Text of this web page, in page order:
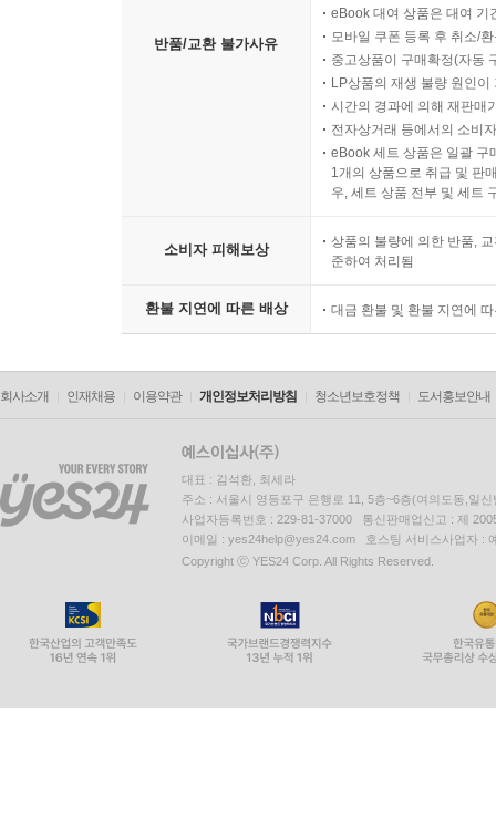
반품/교환 불가사유
eBook 대여 상품은 대여 기
모바일 쿠폰 등록 후 취소/
중고상품이 구매확정(자동
LP상품의 재생 불량 원인
시간의 경과에 의해 재판매
전자상거래 등에서의 소비
eBook 세트 상품은 일괄 구
1개의 상품으로 취급 및 판
우, 세트 상품 전부 및 세트
소비자 피해보상
상품의 불량에 의한 반품,
준하여 처리됨
환불 지연에 따른 배상 대금 환불 및 환불 지연에
회사소개 인재채용 이용약관 개인정보처리방침 청소년보호정책 도서홍보안내
대표 : 김석환, 최세라
주소 : 서울시 영등포구 은행로 11, 5층~6층(여의도동,일신
사업자등록번호 : 229-81-37000 통신판매업신고 : 제
이메일 : yes24help@yes24.com 호스팅 서비스사업자 :
Copyright ⓒ YES24 Corp. All Rights Reserved.